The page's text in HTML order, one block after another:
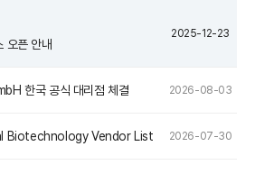
오픈 안내
2025-12-23
한국 공식 대리점 체결 2026-08-03
Biotechnology Vendor List 2026-07-30